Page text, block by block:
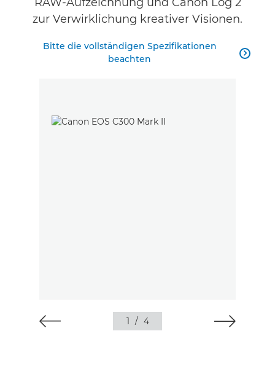
zur Verwirklichung kreativer Visionen.
Bitte die vollständigen Spezifikationen
beachten

1 / 4